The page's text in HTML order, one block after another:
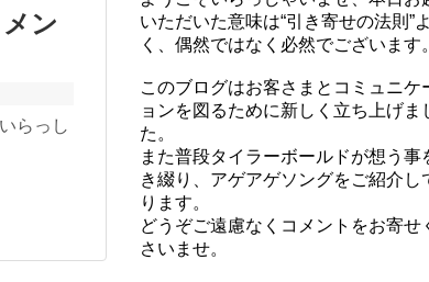
ン
らっし
いただいた意味は“引き寄せの法則”
く、偶然ではなく必然でございます。
このブログはお客さまとコミュニケ
ョンを図るために新しく立ち上げま
た。
また普段タイラーボールドが想う事
き綴り、アゲアゲソングをご紹介し
ります。
どうぞご遠慮なくコメントをお寄せ
さいませ。